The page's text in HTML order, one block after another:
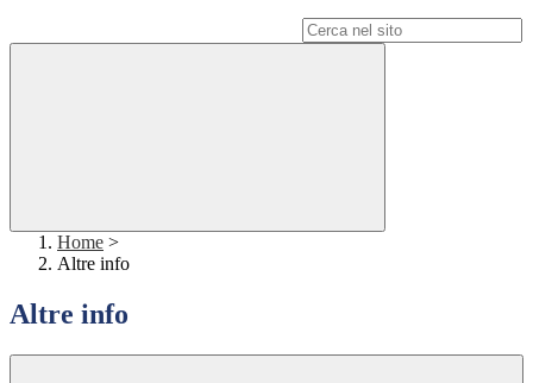
Home >
Altre info
Altre info